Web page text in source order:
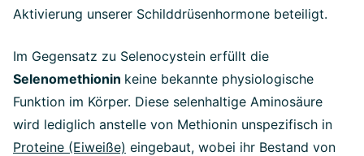
Aktivierung unserer Schilddrüsenhormone beteiligt.
Im Gegensatz zu Selenocystein erfüllt die
Selenomethionin keine bekannte physiologische
Funktion im Körper. Diese selenhaltige Aminosäure
wird lediglich anstelle von Methionin unspezifisch in
Proteine (Eiweiße) eingebaut, wobei ihr Bestand von